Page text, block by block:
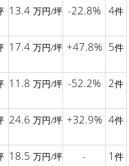
13.4 万円/坪 -22.8% 4件
17.4 万円/坪 +47.8% 5件
11.8 万円/坪 -52.2% 2件
24.6 万円/坪 +32.9% 4件
18.5 万円/坪 - 1 件